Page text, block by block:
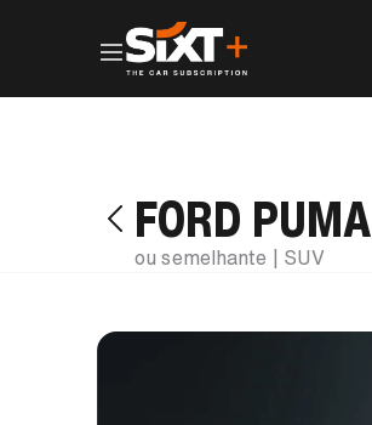
FORD PUMA
ou semelhante | SUV